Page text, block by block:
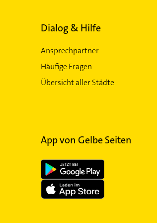
Dialog & Hilfe
Ansprechpartner
Häufige Fragen
Übersicht aller Städte
App von Gelbe Seiten